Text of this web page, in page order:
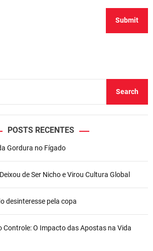
Search
POSTS RECENTES
Gordura no Fígado
de Ser Nicho e Virou Cultura Global
desinteresse pela copa
Controle: O Impacto das Apostas na Vida